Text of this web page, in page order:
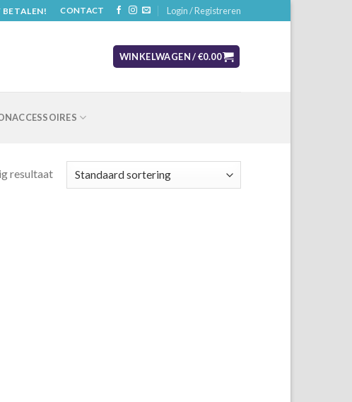
CONTACT Login / Registreren
WINKELWAGEN /€0.00
resultaat